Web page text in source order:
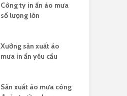
Công ty in ấn áo mưa
số lượng lớn
Xưởng sản xuất áo
mưa in ấn yêu cầu
Sản xuất áo mưa công